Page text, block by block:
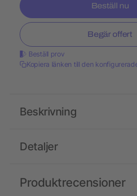
Beställ nu
Begär offert
Beställ prov
Kopiera länken till den
Detaljer
Beskrivning
Produktrecensioner